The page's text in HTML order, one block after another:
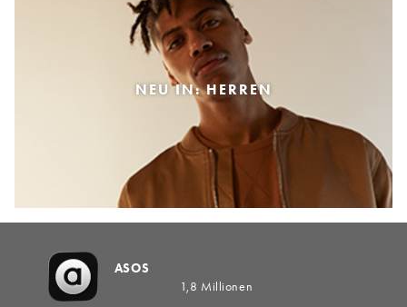
NEU IN: HERREN
ASOS
1,8 Millionen